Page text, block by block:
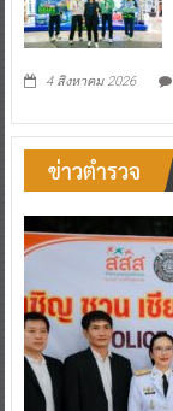
4 สิงหาคม 2026
ข่าวตำรวจ